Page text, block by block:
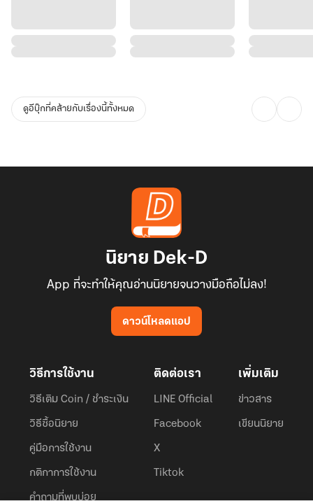
ดูอีบุ๊กที่คล้ายกับเรื่องนี้ทั้งหมด
นิยาย Dek-D
App ที่จะทำให้คุณอ่านนิยายจนวางมือถือไม่ลง!
ดาวน์โหลดแอป
วิธีการใช้งาน
วิธีเติม Coin / ชำระเงิน
วิธีซื้อนิยาย
คู่มือการใช้งาน
กติกาการใช้งาน
คำถามที่พบบ่อย
ติดต่อเรา
LINE Official
Facebook
X
Tiktok
เพิ่มเติม
ข่าวสาร
เขียนนิยาย